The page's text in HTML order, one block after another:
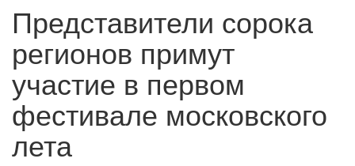
Представители сорока
регионов примут
участие в первом
фестивале московского
лета